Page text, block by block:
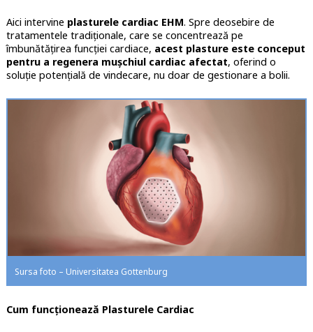
Aici intervine plasturele cardiac EHM. Spre deosebire de
tratamentele tradiționale, care se concentrează pe
îmbunătățirea funcției cardiace, acest plasture este conceput
pentru a regenera mușchiul cardiac afectat, oferind o
soluție potențială de vindecare, nu doar de gestionare a bolii.
Sursa foto – Universitatea Gottenburg
Cum funcționează Plasturele Cardiac